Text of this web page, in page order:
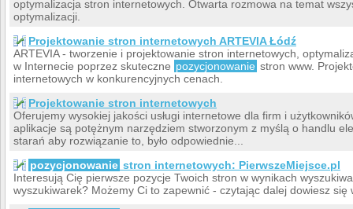
optymalizacja stron internetowych. Otwarta rozmowa na temat
optymalizacji.
Projektowanie stron internetowych ARTEVIA Łódź
ARTEVIA - tworzenie i projektowanie stron internetowych,
w Internecie poprzez skuteczne pozycjonowanie stron www.
internetowych w konkurencyjnych cenach.
Projektowanie stron internetowych
Oferujemy wysokiej jakości usługi internetowe dla firm i
aplikacje są potężnym narzędziem stworzonym z myślą o handlu
starań aby rozwiązanie to, było odpowiednie...
pozycjonowanie stron internetowych: PierwszeMiejsce.pl
Interesują Cię pierwsze pozycje Twoich stron w wynikach
wyszukiwarek? Możemy Ci to zapewnić - czytając dalej dowiesz się